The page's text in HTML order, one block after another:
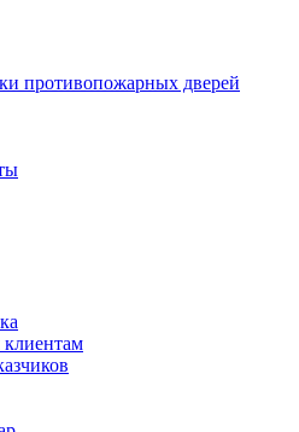
противопожарных дверей